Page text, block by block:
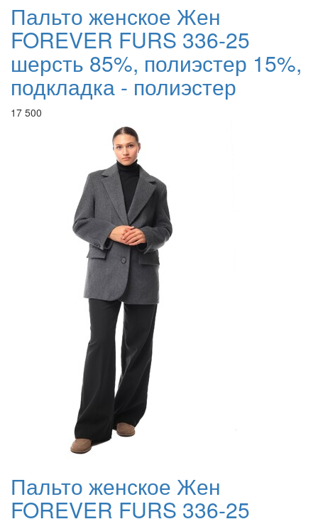
Пальто женское Жен
FOREVER FURS 336-25
шерсть 85%, полиэстер 15%,
подкладка - полиэстер
17 500
Пальто женское Жен
FOREVER FURS 336-25